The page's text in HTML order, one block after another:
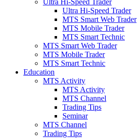
Ultra Hi-Speed Trader
Ultra Hi-Speed Trader
MTS Smart Web Trader
MTS Mobile Trader
MTS Smart Technic
MTS Smart Web Trader
MTS Mobile Trader
MTS Smart Technic
Education
MTS Activity
MTS Activity
MTS Channel
Trading Tips
Seminar
MTS Channel
Trading Tips